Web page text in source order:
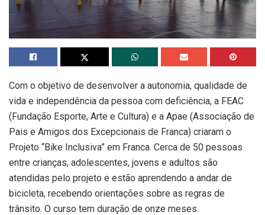
Com o objetivo de desenvolver a autonomia, qualidade de
vida e independência da pessoa com deficiência, a FEAC
(Fundação Esporte, Arte e Cultura) e a Apae (Associação de
Pais e Amigos dos Excepcionais de Franca) criaram o
Projeto “Bike Inclusiva” em Franca. Cerca de 50 pessoas
entre crianças, adolescentes, jovens e adultos são
atendidas pelo projeto e estão aprendendo a andar de
bicicleta, recebendo orientações sobre as regras de
trânsito. O curso tem duração de onze meses.